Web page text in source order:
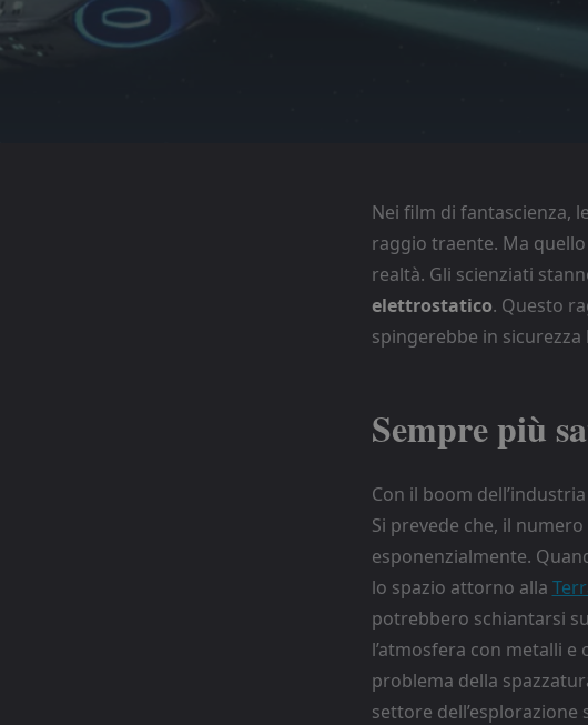
Nei film di fantascienza,
raggio traente. Ma
realtà. Gli scienziati
elettrostatico. Questo
spingerebbe in
Sempre più
Con il boom
Si prevede che, il
esponenzialmente.
lo spazio attorno alla
potrebbero schiantarsi
l’atmosfera con metalli
problema della
settore dell’esplorazione